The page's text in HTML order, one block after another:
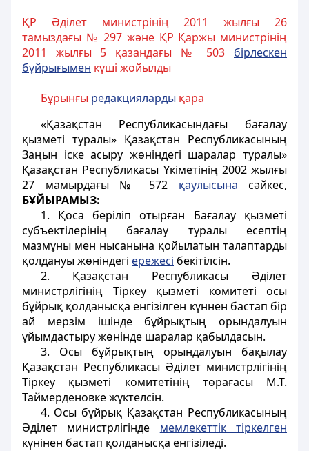
ҚР Әділет министрінің 2011 жылғы 26
тамыздағы № 297 және ҚР Қаржы министрінің
2011 жылғы 5 қазандағы № 503 бірлескен
бұйрығымен күші жойылды
Бұрынғы редакцияларды қара
«Қазақстан Республикасындағы бағалау
қызметі туралы» Қазақстан Республикасының
Заңын іске асыру жөніндегі шаралар туралы»
Қазақстан Республикасы Үкіметінің 2002 жылғы
27 мамырдағы № 572 қаулысына сәйкес,
БҰЙЫРАМЫЗ:
1. Қоса беріліп отырған Бағалау қызметі
субъектілерінің бағалау туралы есептің
мазмұны мен нысанына қойылатын талаптарды
қолдануы жөніндегі ережесі бекітілсін.
2. Қазақстан Республикасы Әділет
министрлігінің Тіркеу қызметі комитеті осы
бұйрық қолданысқа енгізілген күннен бастап бір
ай мерзім ішінде бұйрықтың орындалуын
ұйымдастыру жөнінде шаралар қабылдасын.
3. Осы бұйрықтың орындалуын бақылау
Қазақстан Республикасы Әділет министрлігінің
Тіркеу қызметі комитетінің төрағасы М.Т.
Таймерденовке жүктелсін.
4. Осы бұйрық Қазақстан Республикасының
Әділет министрлігінде мемлекеттік тіркелген
күнінен бастап қолданысқа енгізіледі.